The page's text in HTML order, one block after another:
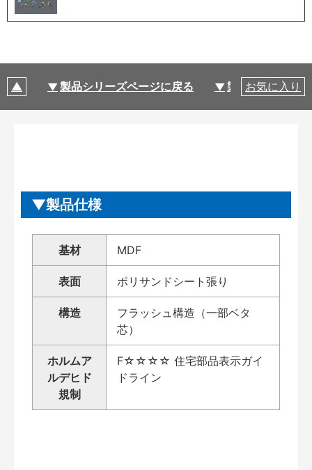
製品シリーズページに戻る 製品仕様
お気に入り
製品仕様
基材 MDF
表面 ポリサンドシート張り
構造
フラッシュ構造（一部ベタ
芯）
ホルムア
ルデヒド
規制
F☆☆☆☆ 住宅部品表示ガイ
ドライン